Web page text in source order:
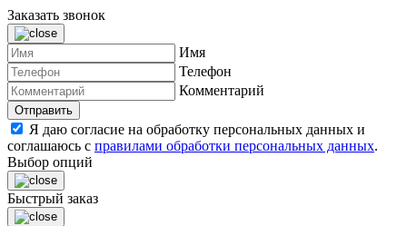
Заказать звонок
Имя
Телефон
Комментарий
Я даю согласие на обработку персональных данных и
соглашаюсь с правилами обработки персональных данных.
Выбор опций
Быстрый заказ